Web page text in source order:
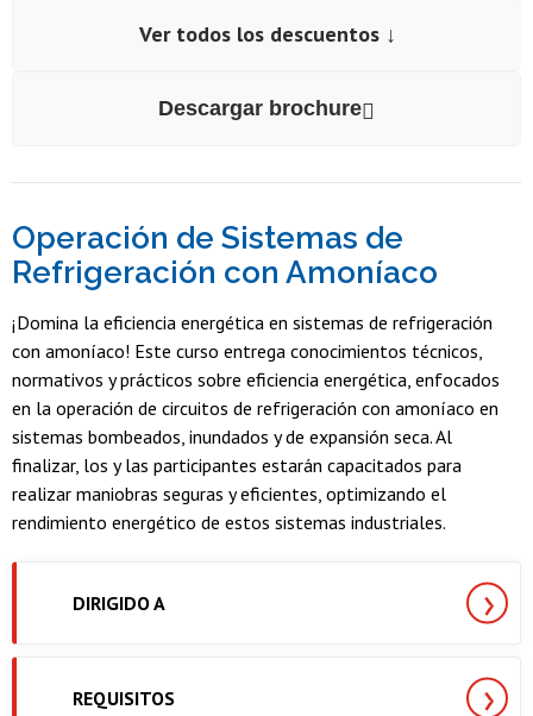
Ver todos los descuentos ↓
Descargar brochure
Operación de Sistemas de
Refrigeración con Amoníaco
¡Domina la eficiencia energética en sistemas de refrigeración
con amoníaco! Este curso entrega conocimientos técnicos,
normativos y prácticos sobre eficiencia energética, enfocados
en la operación de circuitos de refrigeración con amoníaco en
sistemas bombeados, inundados y de expansión seca. Al
finalizar, los y las participantes estarán capacitados para
realizar maniobras seguras y eficientes, optimizando el
rendimiento energético de estos sistemas industriales.
DIRIGIDO A
REQUISITOS